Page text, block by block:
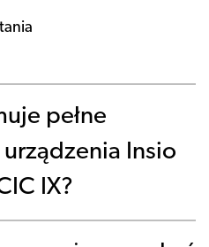
pełne
Insio
IX?